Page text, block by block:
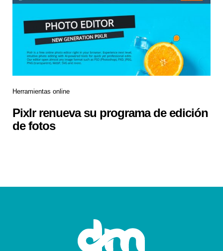
Herramientas online
Pixlr renueva su programa de edición
de fotos